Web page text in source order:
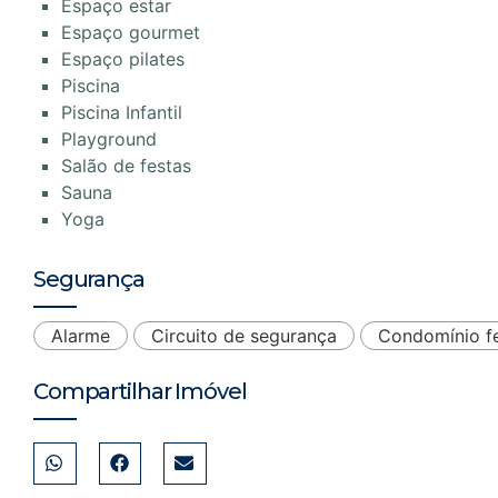
Espaço estar
Espaço gourmet
Espaço pilates
Piscina
Piscina Infantil
Playground
Salão de festas
Sauna
Yoga
Segurança
Alarme Circuito de segurança Condomínio
Compartilhar Imóvel